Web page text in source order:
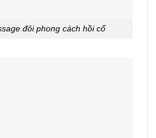
đôi phong cách hồi cổ